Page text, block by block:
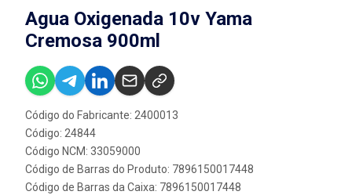
Agua Oxigenada 10v Yama
Cremosa 900ml
Código do Fabricante: 2400013
Código: 24844
Código NCM: 33059000
Código de Barras do Produto: 7896150017448
Código de Barras da Caixa: 7896150017448